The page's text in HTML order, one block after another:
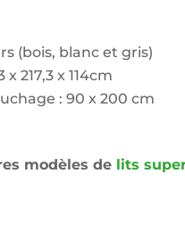
(bois, blanc et gris)
217,3 x 114cm
: 90 x 200 cm
modèles de lits